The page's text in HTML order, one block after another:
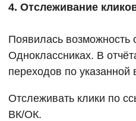
4. Отслеживание
Появилась возможность
Одноклассниках. В
переходов по
Отслеживать клики по
ВК/ОК.